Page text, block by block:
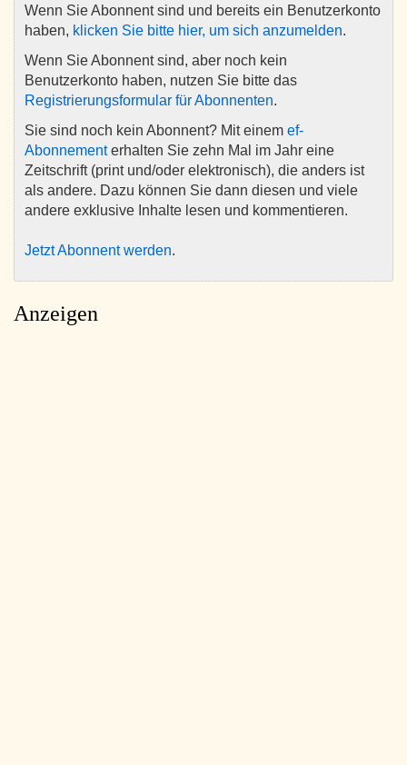
Wenn Sie Abonnent sind und bereits ein Benutzerkonto
haben, klicken Sie bitte hier, um sich anzumelden.
Wenn Sie Abonnent sind, aber noch kein
Benutzerkonto haben, nutzen Sie bitte das
Registrierungsformular für Abonnenten.
Sie sind noch kein Abonnent? Mit einem ef-
Abonnementerhalten Sie zehn Mal im Jahr eine
Zeitschrift (print und/oder elektronisch), die anders ist
als andere. Dazu können Sie dann diesen und viele
andere exklusive Inhalte lesen und kommentieren.
Jetzt Abonnent werden.
Anzeigen